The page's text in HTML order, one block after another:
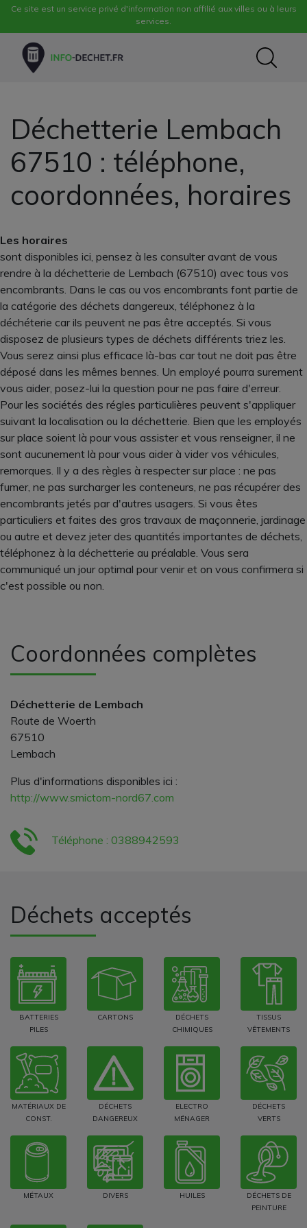
Ce site est un service privé d'information non affilié aux villes ou à leurs
services.
Déchetterie Lembach
67510 : téléphone,
coordonnées, horaires
Les horaires
sont disponibles ici, pensez à les consulter avant de vous
rendre à la déchetterie de Lembach (67510) avec tous vos
encombrants. Dans le cas ou vos encombrants font partie de
la catégorie des déchets dangereux, téléphonez à la
déchéterie car ils peuvent ne pas être acceptés. Si vous
disposez de plusieurs types de déchets différents triez les.
Vous serez ainsi plus efficace là-bas car tout ne doit pas être
déposé dans les mêmes bennes. Un employé pourra surement
vous aider, posez-lui la question pour ne pas faire d'erreur.
Pour les sociétés des régles particulières peuvent s'appliquer
suivant la localisation ou la déchetterie. Bien que les employés
sur place soient là pour vous assister et vous renseigner, il ne
sont aucunement là pour vous aider à vider vos véhicules,
remorques. Il y a des règles à respecter sur place : ne pas
fumer, ne pas surcharger les conteneurs, ne pas récupérer des
encombrants jetés par d'autres usagers. Si vous êtes
particuliers et faites des gros travaux de maçonnerie, jardinage
ou autre et devez jeter des quantités importantes de déchets,
téléphonez à la déchetterie au préalable. Vous sera
communiqué un jour optimal pour venir et on vous confirmera si
c'est possible ou non.
Coordonnées complètes
Déchetterie de Lembach
Route de Woerth
67510
Lembach
Plus d'informations disponibles ici :
http://www.smictom-nord67.com
Téléphone : 0388942593
Déchets acceptés
BATTERIES
PILES
CARTONS
DÉCHETS
CHIMIQUES
TISSUS
VÊTEMENTS
MATÉRIAUX DE
CONST.
DÉCHETS
DANGEREUX
ELECTRO
MÉNAGER
DÉCHETS
VERTS
MÉTAUX DIVERS HUILES
DÉCHETS DE
PEINTURE